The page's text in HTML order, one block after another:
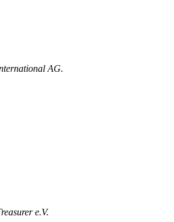
AG.
e.V.